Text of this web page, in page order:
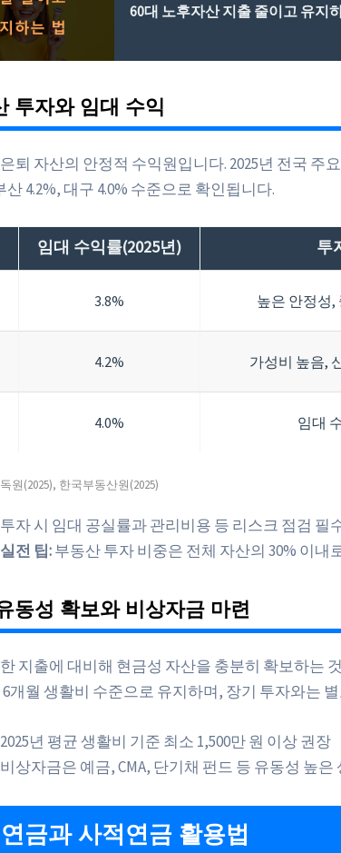
60대 노후자산 지출 줄이고 유지
투자와 임대 수익
퇴 자산의 안정적 수익원입니다. 2025년 전국 주
산 4.2%, 대구 4.0% 수준으로 확인됩니다.
임대 수익률(2025년) 투
3.8% 높은 안정성,
4.2% 가성비 높음,
4.0% 임대
원(2025), 한국부동산원(2025)
투자 시 임대 공실률과 관리비용 등 리스크 점검 필
실전 팁:부동산 투자 비중은 전체 자산의 30% 이내
동성 확보와 비상자금 마련
지출에 대비해 현금성 자산을 충분히 확보하는
개월 생활비 수준으로 유지하며, 장기 투자와는
2025년 평균 생활비 기준 최소 1,500만 원 이상 권장
비상자금은 예금, CMA, 단기채 펀드 등 유동성 높은
금과 사적연금 활용법